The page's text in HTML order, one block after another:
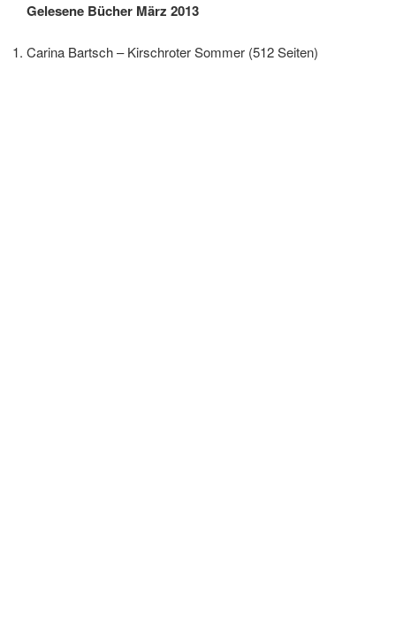
Gelesene Bücher März 2013
Carina Bartsch – Kirschroter Sommer (512 Seiten)